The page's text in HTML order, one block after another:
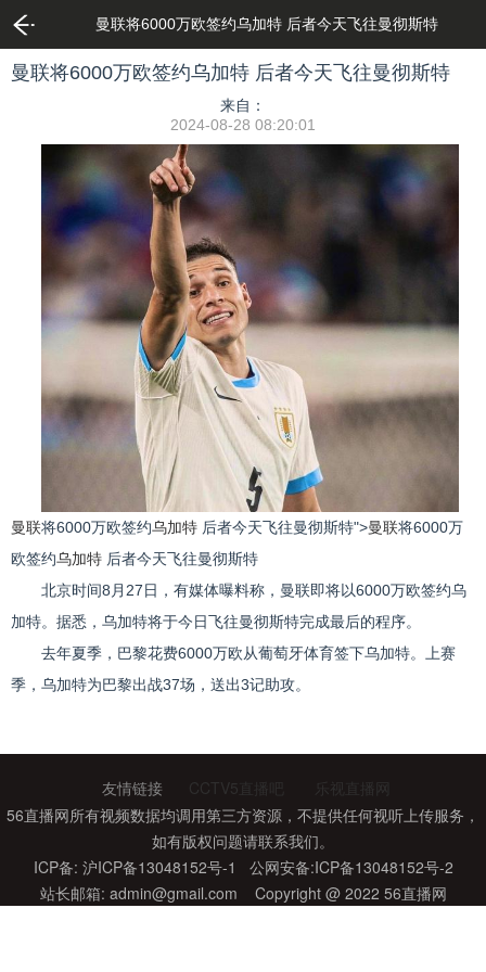
曼联将6000万欧签约乌加特 后者今天飞往曼彻斯特
曼联将6000万欧签约乌加特 后者今天飞往曼彻斯特
来自：
2024-08-28 08:20:01
曼联将6000万欧签约乌加特 后者今天飞往曼彻斯特">曼联将6000万
欧签约乌加特 后者今天飞往曼彻斯特
北京时间8月27日，有媒体曝料称，曼联即将以6000万欧签约乌
加特。据悉，乌加特将于今日飞往曼彻斯特完成最后的程序。
去年夏季，巴黎花费6000万欧从葡萄牙体育签下乌加特。上赛
季，乌加特为巴黎出战37场，送出3记助攻。
友情链接 CCTV5直播吧
乐视直播网
56直播网所有视频数据均调用第三方资源，不提供任何视听上传服务，
如有版权问题请联系我们。
ICP备: 沪ICP备13048152号-1 公网安备:ICP备13048152号-2
站长邮箱: admin@gmail.com Copyright @ 2022 56直播网